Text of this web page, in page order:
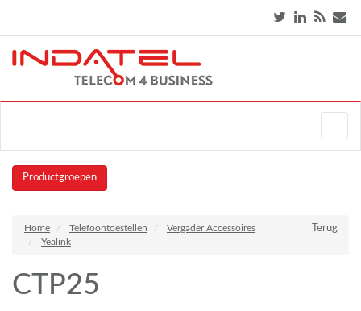
Productgroepen
Terug
Home Telefoontoestellen
Vergader Accessoires
Yealink
CTP25